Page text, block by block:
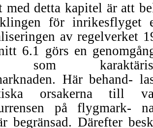
med detta kapitel är att
för inrikesflyget
av regelverket
6.1 görs en
som
Här behand-
orsakerna till
på flygmark-
begränsad. Därefter